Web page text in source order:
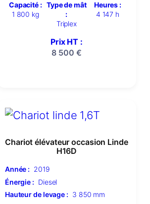
Capacité :
1 800 kg
Type de mât
:
Triplex
Heures :
4 147 h
Prix HT :
8 500 €
Chariot élévateur occasion Linde
H16D
Année : 2019
Énergie : Diesel
Hauteur de levage : 3 850 mm